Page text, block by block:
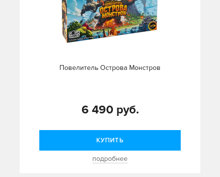
Повелитель Острова Монстров
6 490 руб.
КУПИТЬ
подробнее